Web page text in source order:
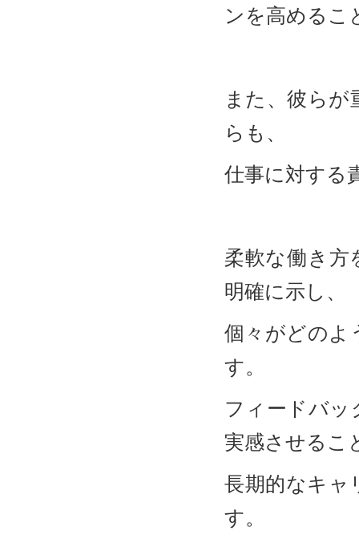
ンを高めるこ
また、彼ら
らも、
仕事に対する
柔軟な働き方
明確に示し、
個々がどのよ
す。
フィードバッ
実感させるこ
長期的なキャ
す。